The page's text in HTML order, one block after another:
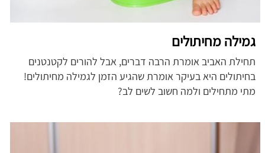
גמילה מחיתולים
תחילת האביב אומרת הרבה דברים, אבל להורים לקטנטנים
בחיתולים היא בעיקר אומרת שהגיע הזמן לגמילה מחיתולים!
מתי מתחילים ולמה חשוב לשים לב?